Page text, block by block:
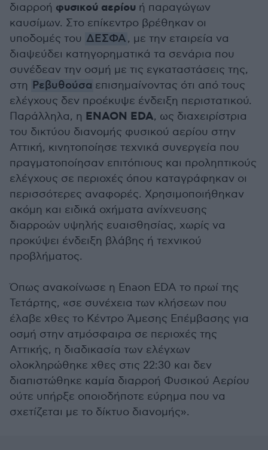
διαρροή φυσικού αερίου ή παραγώγων
καυσίμων. Στο επίκεντρο βρέθηκαν οι
υποδομές του ΔΕΣΦΑ, με την εταιρεία να
διαψεύδει κατηγορηματικά τα σενάρια που
συνέδεαν την οσμή με τις εγκαταστάσεις της,
στη Ρεβυθούσα επισημαίνοντας ότι από τους
ελέγχους δεν προέκυψε ένδειξη περιστατικού.
Παράλληλα, η ENAON EDA, ως διαχειρίστρια
του δικτύου διανομής φυσικού αερίου στην
Αττική, κινητοποίησε τεχνικά συνεργεία που
πραγματοποίησαν επιτόπιους και προληπτικούς
ελέγχους σε περιοχές όπου καταγράφηκαν οι
περισσότερες αναφορές. Χρησιμοποιήθηκαν
ακόμη και ειδικά οχήματα ανίχνευσης
διαρροών υψηλής ευαισθησίας, χωρίς να
προκύψει ένδειξη βλάβης ή τεχνικού
προβλήματος.
Όπως ανακοίνωσε η Εnaon EDA το πρωί της
Τετάρτης, «σε συνέχεια των κλήσεων που
έλαβε χθες το Κέντρο Άμεσης Επέμβασης για
οσμή στην ατμόσφαιρα σε περιοχές της
Αττικής, η διαδικασία των ελέγχων
ολοκληρώθηκε χθες στις 22:30 και δεν
διαπιστώθηκε καμία διαρροή Φυσικού Αερίου
ούτε υπήρξε οποιοδήποτε εύρημα που να
σχετίζεται με το δίκτυο διανομής».